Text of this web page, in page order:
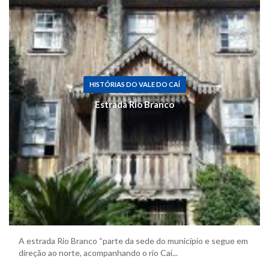
HISTÓRIAS DO VALE DO CAÍ
Estrada Rio Branco
A estrada Rio Branco “parte da sede do município e segue em
direção ao norte, acompanhando o rio Caí...